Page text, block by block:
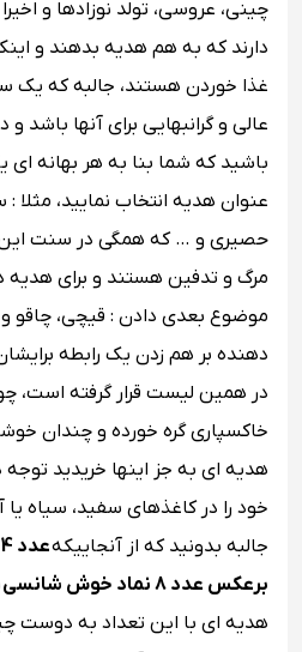
چینی، عروسی، تولد نوزادها و
دارند که به هم هدیه بدهند و
غذا خوردن هستند، جالبه که یک
عالی و گرانبهایی برای آنها باشد
باشید که شما بنا به هر بهانه ای
عنوان هدیه انتخاب نمایید،
حصیری و … که همگی در سنت این
مرگ و تدفین هستند و برای
موضوع بعدی دادن : قیچی، چاقو
دهنده بر هم زدن یک رابطه‌
در همین لیست قرار گرفته است،
خاکسپاری گره خورده و چندان
هدیه ای به جز اینها خریدید
خود را در کاغذهای سفید، سیاه یا
جالبه بدونید که از آنجاییکه
برعکس عدد 8 نماد خوش شانسی
هدیه ‌ای با این تعداد به دوست